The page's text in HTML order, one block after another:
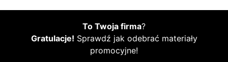
To Twoja firma?
Gratulacje! Sprawdź jak odebrać materiały
promocyjne!